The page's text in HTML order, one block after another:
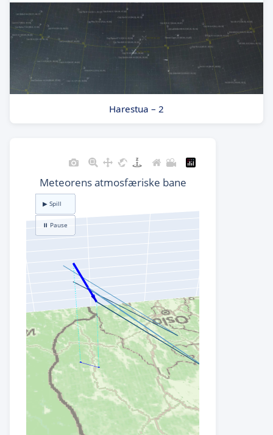
Harestua – 2